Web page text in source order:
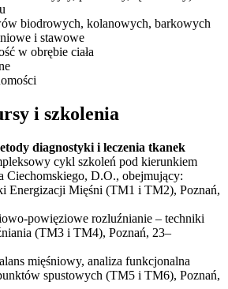
biodrowych, kolanowych, barkowych
i stawowe
w obrębie ciała
i szkolenia
diagnostyki i leczenia tkanek
cykl szkoleń pod kierunkiem
Ciechomskiego, D.O., obejmujący:
Energizacji Mięśni (TM1 i TM2), Poznań,
powięziowe rozluźnianie – techniki
(TM3 i TM4), Poznań, 23–
mięśniowy, analiza funkcjonalna
spustowych (TM5 i TM6), Poznań,